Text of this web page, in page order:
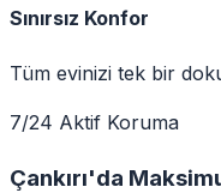
Sınırsız Konfor
Tüm evinizi tek bir
7/24 Aktif Koruma
Çankırı'da